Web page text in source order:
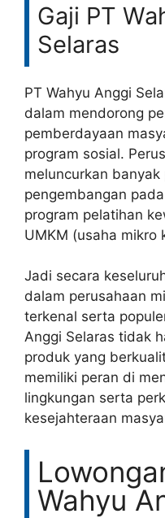
Gaji PT
Selaras
PT Wahyu Anggi
dalam mendorong
pemberdayaan
program sosial.
meluncurkan
pengembangan
program pelatihan
UMKM (usaha mikro
Jadi secara
dalam perusahaan
terkenal serta
Anggi Selaras tidak
produk yang
memiliki peran di
lingkungan serta
kesejahteraan
Wahyu